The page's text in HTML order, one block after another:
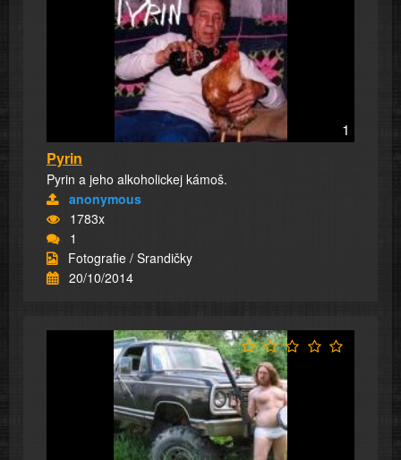
1
Pyrin
Pyrin a jeho alkoholickej kámoš.
anonymous
1783x
1
Fotografie / Srandičky
20/10/2014